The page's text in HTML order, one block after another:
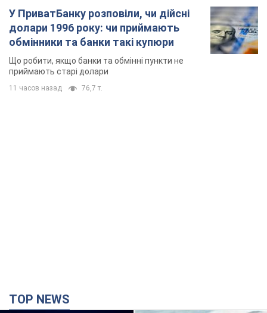
У ПриватБанку розповіли, чи дійсні
долари 1996 року: чи приймають
обмінники та банки такі купюри
Що робити, якщо банки та обмінні пункти не
приймають старі долари
11 часов назад 76,7 т.
TOP NEWS